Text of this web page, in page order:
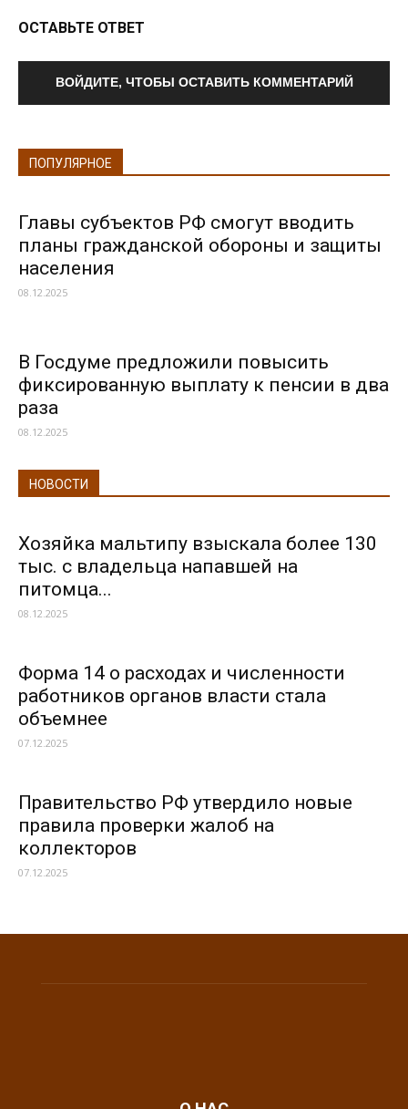
ОСТАВЬТЕ ОТВЕТ
ВОЙДИТЕ, ЧТОБЫ ОСТАВИТЬ КОММЕНТАРИЙ
ПОПУЛЯРНОЕ
Главы субъектов РФ смогут вводить
планы гражданской обороны и защиты
населения
08.12.2025
В Госдуме предложили повысить
фиксированную выплату к пенсии в два
раза
08.12.2025
НОВОСТИ
Хозяйка мальтипу взыскала более 130
тыс. с владельца напавшей на
питомца...
08.12.2025
Форма 14 о расходах и численности
работников органов власти стала
объемнее
07.12.2025
Правительство РФ утвердило новые
правила проверки жалоб на
коллекторов
07.12.2025